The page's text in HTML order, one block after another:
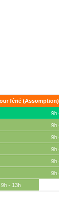
férié
9h
9h
9h
9h
9h
9h
9h - 13h